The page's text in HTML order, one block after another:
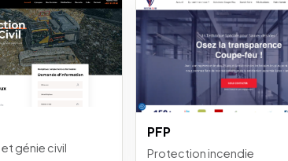
génie civil
PFP
Protection incendie